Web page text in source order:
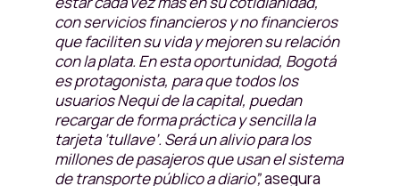
con servicios financieros y no financieros
que faciliten su vida y mejoren su relación
con la plata. En esta oportunidad, Bogotá
es protagonista, para que todos los
usuarios Nequi de la capital, puedan
recargar de forma práctica y sencilla la
tarjeta ‘tullave’. Será un alivio para los
millones de pasajeros que usan el sistema
de transporte público a diario”,asegura